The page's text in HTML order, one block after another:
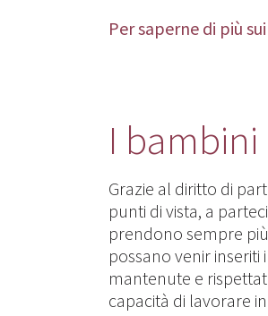
Per saperne di più
I
Grazie al diritto di
punti di vista, a
prendono sempre
possano venir
mantenute e
capacità di lavorare